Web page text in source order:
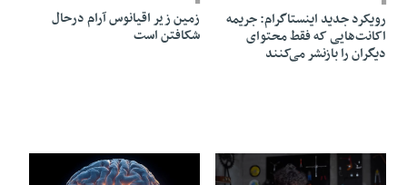
رویکرد جدید اینستاگرام: جریمه
اکانت‌هایی که فقط محتوای
دیگران را بازنشر می‌کنند
زمین زیر اقیانوس آرام درحال
شکافتن است